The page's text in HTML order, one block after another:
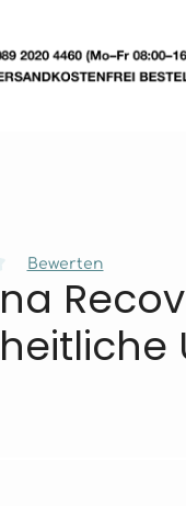
Bewertung von 0
Bewerten
überspringen